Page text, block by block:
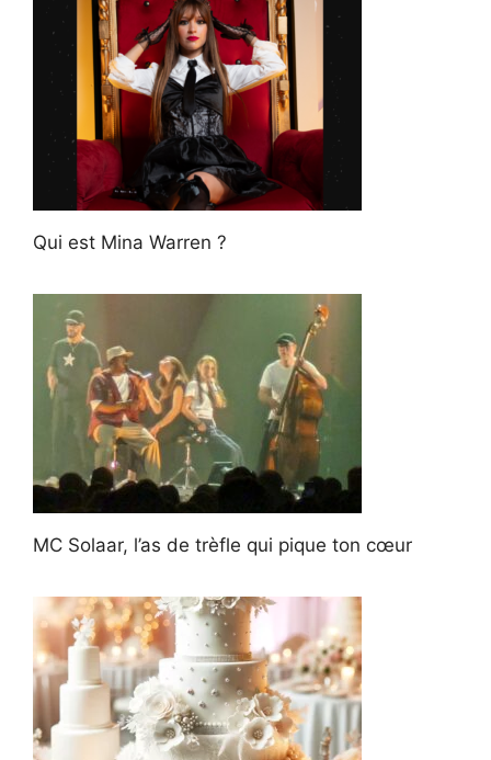
Qui est Mina Warren ?
MC Solaar, l’as de trèfle qui pique ton cœur